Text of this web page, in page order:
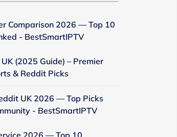
Comparison 2026 — Top 10
- BestSmartIPTV
(2025 Guide) – Premier
& Reddit Picks
UK 2026 — Top Picks
- BestSmartIPTV
2026 — Top 10